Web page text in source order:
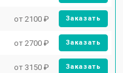
от 2100 ₽ Заказать
от 2700 ₽ Заказать
от 3150 ₽ Заказать